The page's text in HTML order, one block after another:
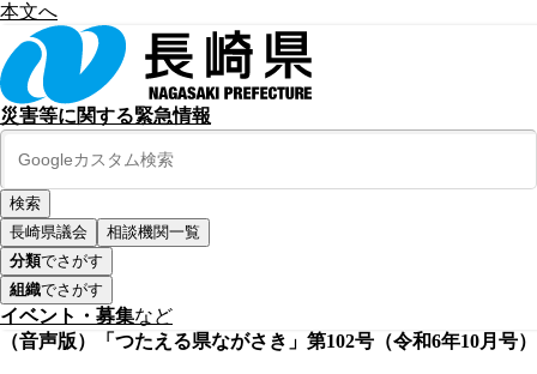
本文へ
災害等に関する緊急情報
長崎県議会
相談機関一覧
分類でさがす
組織でさがす
イベント・募集など
（音声版）「つたえる県ながさき」第102号（令和6年10月号）